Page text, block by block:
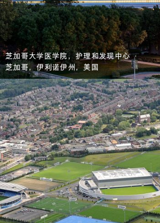
芝加哥大学医学院，护理和发现中心
芝加哥，伊利诺伊州，美国